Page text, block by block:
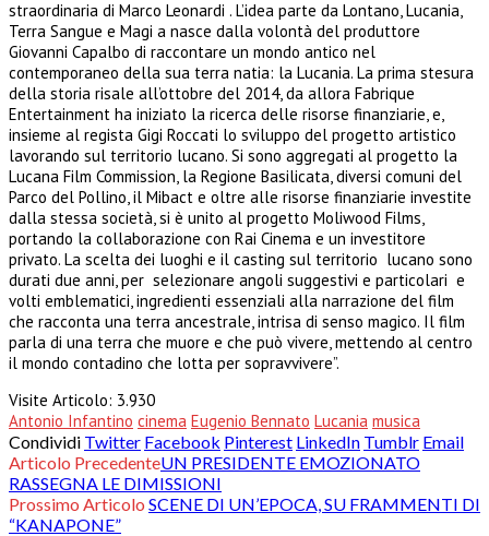
straordinaria di Marco Leonardi . L’idea parte da Lontano, Lucania,
Terra Sangue e Magi a nasce dalla volontà del produttore
Giovanni Capalbo di raccontare un mondo antico nel
contemporaneo della sua terra natia: la Lucania. La prima stesura
della storia risale all’ottobre del 2014, da allora Fabrique
Entertainment ha iniziato la ricerca delle risorse finanziarie, e,
insieme al regista Gigi Roccati lo sviluppo del progetto artistico
lavorando sul territorio lucano. Si sono aggregati al progetto la
Lucana Film Commission, la Regione Basilicata, diversi comuni del
Parco del Pollino, il Mibact e oltre alle risorse finanziarie investite
dalla stessa società, si è unito al progetto Moliwood Films,
portando la collaborazione con Rai Cinema e un investitore
privato. La scelta dei luoghi e il casting sul territorio lucano sono
durati due anni, per selezionare angoli suggestivi e particolari e
volti emblematici, ingredienti essenziali alla narrazione del film
che racconta una terra ancestrale, intrisa di senso magico. Il film
parla di una terra che muore e che può vivere, mettendo al centro
il mondo contadino che lotta per sopravvivere”.
Visite Articolo: 3.930
Antonio Infantino cinema Eugenio Bennato Lucania musica
Condividi Twitter Facebook Pinterest LinkedIn Tumblr Email
Articolo PrecedenteUN PRESIDENTE EMOZIONATO
RASSEGNA LE DIMISSIONI
Prossimo Articolo SCENE DI UN’EPOCA, SU FRAMMENTI DI
“KANAPONE”